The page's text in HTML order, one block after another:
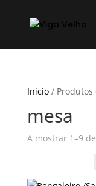
Início/ Produtos
mesa
A mostrar 1–9